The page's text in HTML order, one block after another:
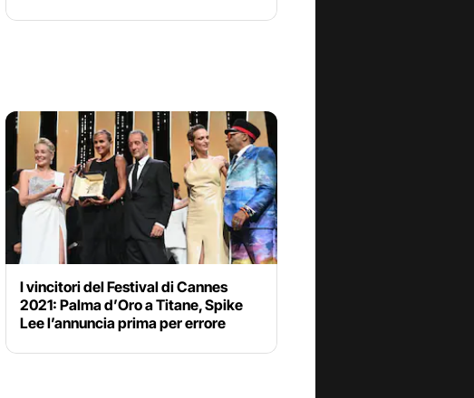
I vincitori del Festival di Cannes
2021: Palma d’Oro a Titane, Spike
Lee l’annuncia prima per errore